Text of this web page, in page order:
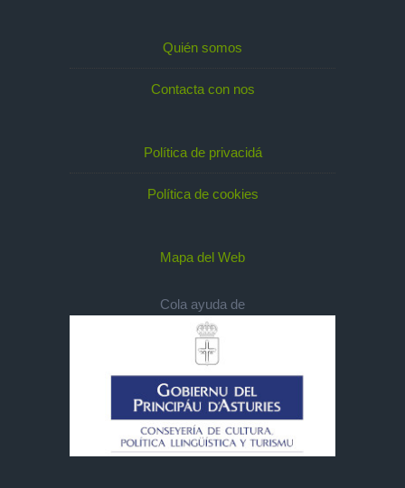
Quién somos
Contacta con nos
Política de privacidá
Política de cookies
Mapa del Web
Cola ayuda de